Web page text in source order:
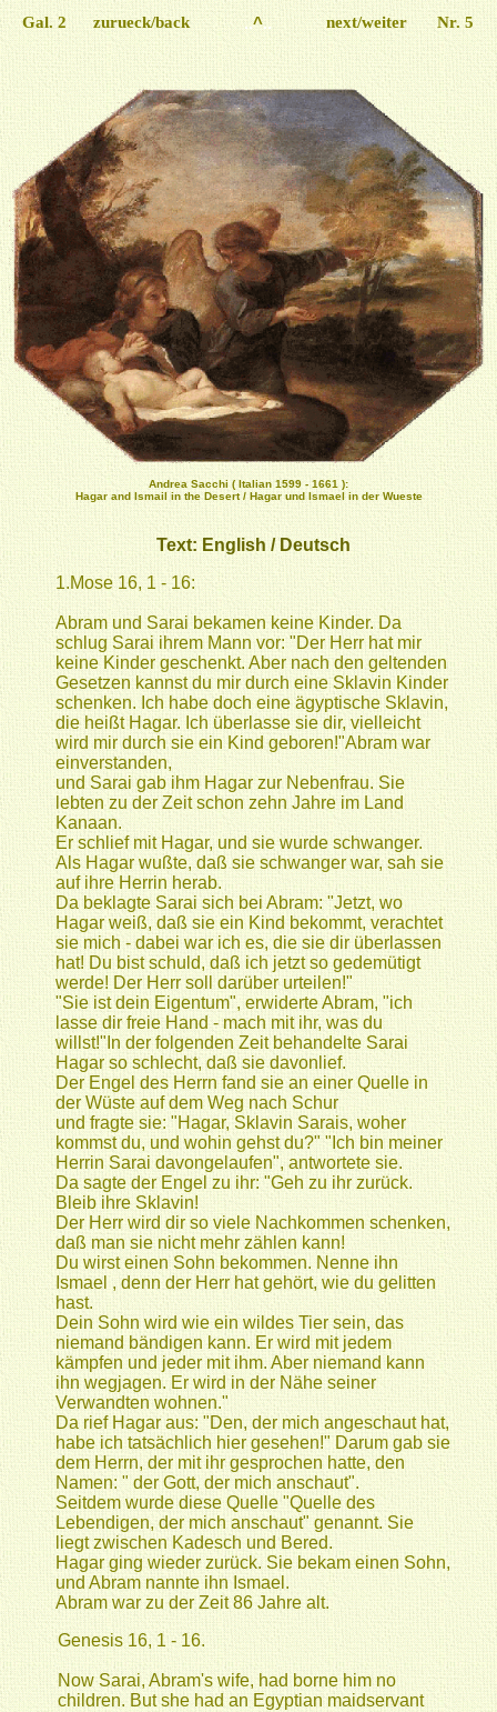
Gal. 2 zurueck/back ..^.. next/weiter Nr. 5
Andrea Sacchi ( Italian 1599 - 1661 ):
Hagar and Ismail in the Desert / Hagar und Ismael in der Wueste
Text:English/Deutsch
1.Mose 16, 1 - 16:
Abram und Sarai bekamen keine Kinder. Da
schlug Sarai ihrem Mann vor: "Der Herr hat mir
keine Kinder geschenkt. Aber nach den geltenden
Gesetzen kannst du mir durch eine Sklavin Kinder
schenken. Ich habe doch eine ägyptische Sklavin,
die heißt Hagar. Ich überlasse sie dir, vielleicht
wird mir durch sie ein Kind geboren!"Abram war
einverstanden,
und Sarai gab ihm Hagar zur Nebenfrau. Sie
lebten zu der Zeit schon zehn Jahre im Land
Kanaan.
Er schlief mit Hagar, und sie wurde schwanger.
Als Hagar wußte, daß sie schwanger war, sah sie
auf ihre Herrin herab.
Da beklagte Sarai sich bei Abram: "Jetzt, wo
Hagar weiß, daß sie ein Kind bekommt, verachtet
sie mich - dabei war ich es, die sie dir überlassen
hat! Du bist schuld, daß ich jetzt so gedemütigt
werde! Der Herr soll darüber urteilen!"
"Sie ist dein Eigentum", erwiderte Abram, "ich
lasse dir freie Hand - mach mit ihr, was du
willst!"In der folgenden Zeit behandelte Sarai
Hagar so schlecht, daß sie davonlief.
Der Engel des Herrn fand sie an einer Quelle in
der Wüste auf dem Weg nach Schur
und fragte sie: "Hagar, Sklavin Sarais, woher
kommst du, und wohin gehst du?" "Ich bin meiner
Herrin Sarai davongelaufen", antwortete sie.
Da sagte der Engel zu ihr: "Geh zu ihr zurück.
Bleib ihre Sklavin!
Der Herr wird dir so viele Nachkommen schenken,
daß man sie nicht mehr zählen kann!
Du wirst einen Sohn bekommen. Nenne ihn
Ismael , denn der Herr hat gehört, wie du gelitten
hast.
Dein Sohn wird wie ein wildes Tier sein, das
niemand bändigen kann. Er wird mit jedem
kämpfen und jeder mit ihm. Aber niemand kann
ihn wegjagen. Er wird in der Nähe seiner
Verwandten wohnen."
Da rief Hagar aus: "Den, der mich angeschaut hat,
habe ich tatsächlich hier gesehen!" Darum gab sie
dem Herrn, der mit ihr gesprochen hatte, den
Namen: " der Gott, der mich anschaut".
Seitdem wurde diese Quelle "Quelle des
Lebendigen, der mich anschaut" genannt. Sie
liegt zwischen Kadesch und Bered.
Hagar ging wieder zurück. Sie bekam einen Sohn,
und Abram nannte ihn Ismael.
Abram war zu der Zeit 86 Jahre alt.
Genesis 16, 1 - 16.
Now Sarai, Abram's wife, had borne him no
children. But she had an Egyptian maidservant